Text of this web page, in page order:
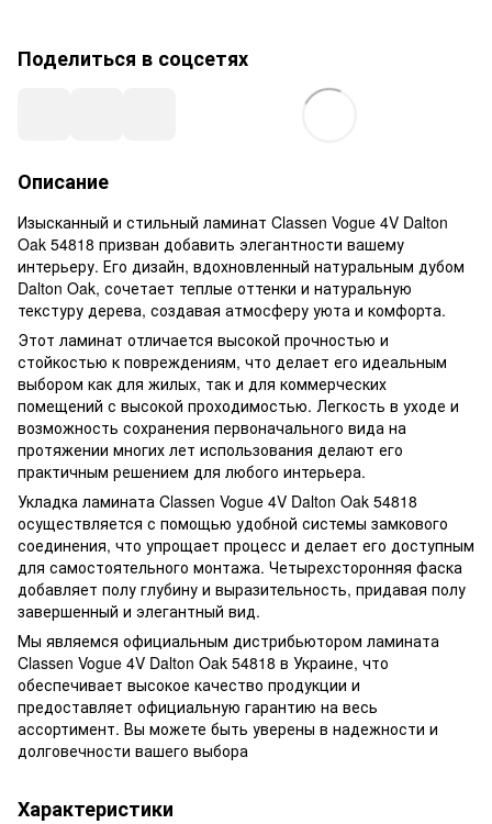
Поделиться в соцсетях
Описание
Изысканный и стильный ламинат Classen Vogue 4V Dalton
Oak 54818 призван добавить элегантности вашему
интерьеру. Его дизайн, вдохновленный натуральным дубом
Dalton Oak, сочетает теплые оттенки и натуральную
текстуру дерева, создавая атмосферу уюта и комфорта.
Этот ламинат отличается высокой прочностью и
стойкостью к повреждениям, что делает его идеальным
выбором как для жилых, так и для коммерческих
помещений с высокой проходимостью. Легкость в уходе и
возможность сохранения первоначального вида на
протяжении многих лет использования делают его
практичным решением для любого интерьера.
Укладка ламината Classen Vogue 4V Dalton Oak 54818
осуществляется с помощью удобной системы замкового
соединения, что упрощает процесс и делает его доступным
для самостоятельного монтажа. Четырехсторонняя фаска
добавляет полу глубину и выразительность, придавая полу
завершенный и элегантный вид.
Мы являемся официальным дистрибьютором ламината
Classen Vogue 4V Dalton Oak 54818 в Украине, что
обеспечивает высокое качество продукции и
предоставляет официальную гарантию на весь
ассортимент. Вы можете быть уверены в надежности и
долговечности вашего выбора
Характеристики